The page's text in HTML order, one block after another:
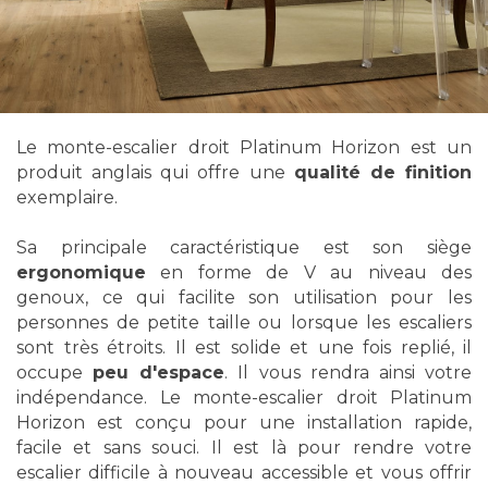
Le monte-escalier droit Platinum Horizon est un
produit anglais qui offre une qualité de finition
exemplaire.
Sa principale caractéristique est son siège
ergonomique en forme de V au niveau des
genoux, ce qui facilite son utilisation pour les
personnes de petite taille ou lorsque les escaliers
sont très étroits. Il est solide et une fois replié, il
occupe peu d'espace. Il vous rendra ainsi votre
indépendance. Le monte-escalier droit Platinum
Horizon est conçu pour une installation rapide,
facile et sans souci. Il est là pour rendre votre
escalier difficile à nouveau accessible et vous offrir